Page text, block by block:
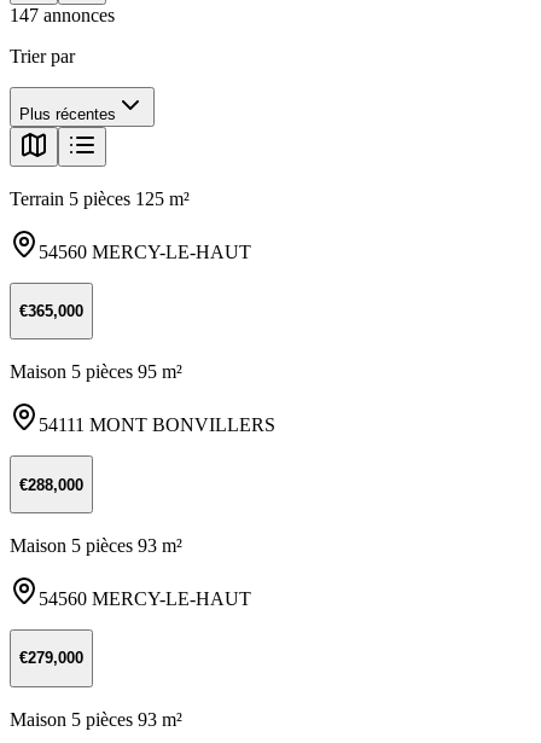
147 annonces
Trier par
Plus récentes
Terrain 5 pièces 125 m²
54560 MERCY-LE-HAUT
€365,000
Maison 5 pièces 95 m²
54111 MONT BONVILLERS
€288,000
Maison 5 pièces 93 m²
54560 MERCY-LE-HAUT
€279,000
Maison 5 pièces 93 m²